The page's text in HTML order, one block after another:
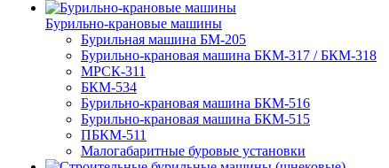
Бурильно-крановые машины
Бурильная машина БМ-205
Бурильно-крановая машина БКМ-317 / БКМ-318
МРСК-311
БКМ-534
Бурильно-крановая машина БКМ-516
Бурильно-крановая машина БКМ-515
ПБКМ-511
Малогабаритные буровые установки